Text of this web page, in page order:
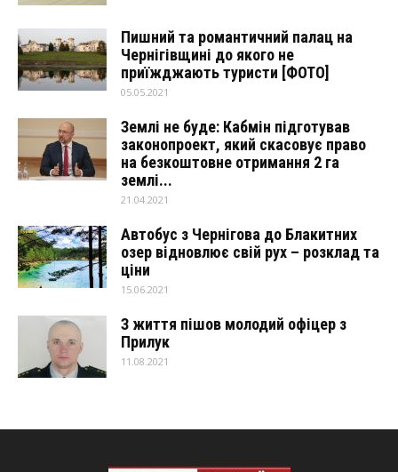
Пишний та романтичний палац на
Чернігівщині до якого не
приїжджають туристи [ФОТО]
05.05.2021
Землі не буде: Кабмін підготував
законопроект, який скасовує право
на безкоштовне отримання 2 га
землі...
21.04.2021
Автобус з Чернігова до Блакитних
озер відновлює свій рух – розклад та
ціни
15.06.2021
З життя пішов молодий офіцер з
Прилук
11.08.2021